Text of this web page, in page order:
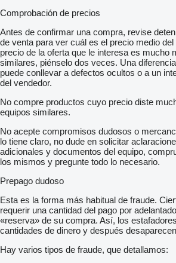
Comprobación de precios
Antes de confirmar una compra, revise
de venta para ver cuál es el precio medio del
precio de la oferta que le interesa es mucho
similares, piénselo dos veces. Una
puede conllevar a defectos ocultos o a un
del vendedor.
No compre productos cuyo precio diste
equipos similares.
No acepte compromisos dudosos o
lo tiene claro, no dude en solicitar
adicionales y documentos del equipo,
los mismos y pregunte todo lo necesario.
Prepago dudoso
Esta es la forma más habitual de fraude.
requerir una cantidad del pago por
«reserva» de su compra. Así, los
cantidades de dinero y después
Hay varios tipos de fraude, que detallamos: